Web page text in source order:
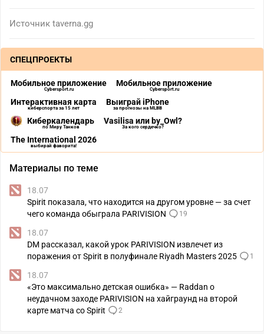
Источник taverna.gg
СПЕЦПРОЕКТЫ
Мобильное приложение
Cybersport.ru
Мобильное приложение
Cybersport.ru
Интерактивная карта
киберспорта за 15 лет
Выиграй iPhone
за прогнозы на MLBB
Киберкалендарь
по Миру Танков
Vasilisa или by_Owl?
За кого сердечко?
The International 2026
выбирай фаворита!
Материалы по теме
18.07
Spirit показала, что находится на другом уровне — за счет
чего команда обыграла PARIVISION
19
18.07
DM рассказал, какой урок PARIVISION извлечет из
поражения от Spirit в полуфинале Riyadh Masters 2025
1
18.07
«Это максимально детская ошибка» — Raddan о
неудачном заходе PARIVISION на хайграунд на второй
карте матча со Spirit
2